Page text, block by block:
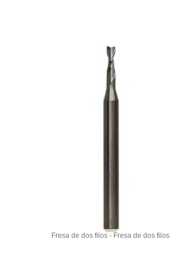
Fresa de dos filos - Fresa de dos filos